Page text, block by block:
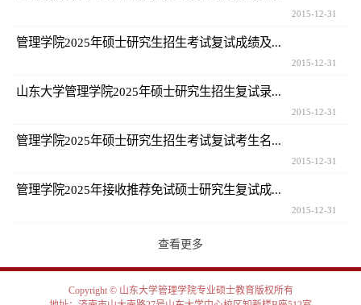
2015-12-31
管理学院2025年硕士研究生招生考试复试成绩及...
2015-12-31
山东大学管理学院2025年硕士研究生招生复试录...
2015-12-31
管理学院2025年硕士研究生招生考试复试考生名...
2015-12-31
管理学院2025年接收推荐免试硕士研究生复试成...
2015-12-31
查看更多
Copyright © 山东大学管理学院专业硕士教育版权所有